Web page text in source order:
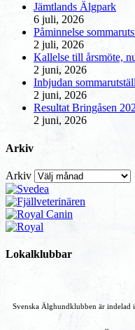
Jämtlands Älgpark
6 juli, 2026
Påminnelse
2 juli, 2026
Kallelse till årsmöte,
2 juni, 2026
Inbjudan
2 juni, 2026
Resultat Bringåsen
2 juni, 2026
Arkiv
Arkiv
Lokalklubbar
Svenska Älghundklubben är indelad